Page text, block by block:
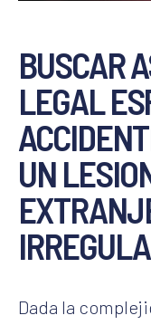
BUSCAR
LEGAL
UN
Dada la